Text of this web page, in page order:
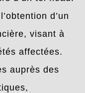
d’un
visant à
affectées.
auprès des